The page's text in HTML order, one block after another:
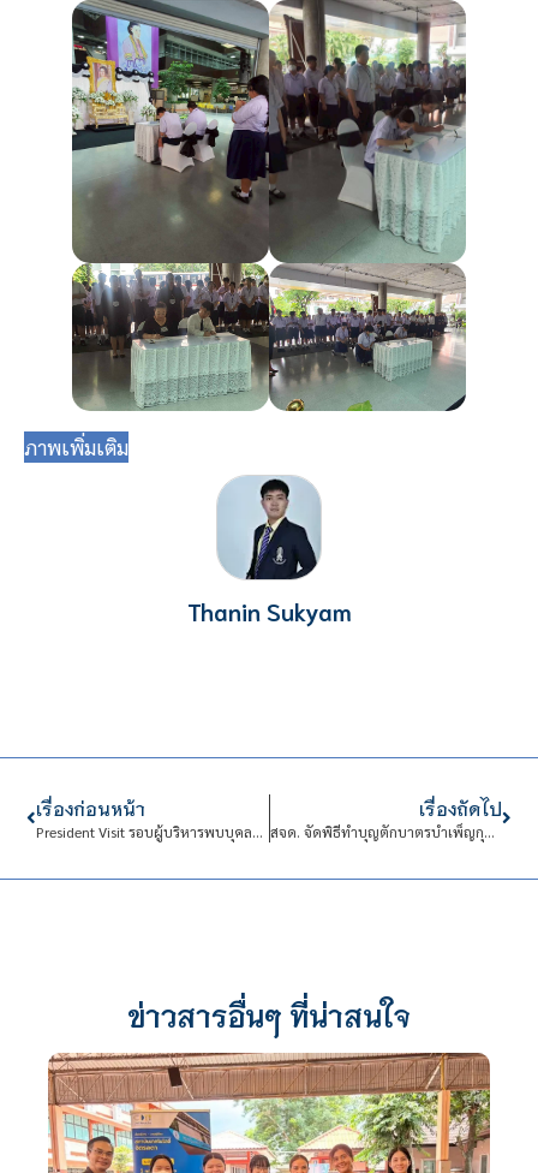
ภาพเพิ่มเติม
Thanin Sukyam
เรื่องก่อนหน้า
President Visit รอบผู้บริหารพบบุคลากรสายสนับสนุน
เรื่องถัดไป
สจด. จัดพิธีทำบุญตักบาตรบำเพ็ญกุศลสัตตมวาร ถวายเป็นพระราชกุศลสมเด็จนางเจ้าสิริกิติ์ พระบรมราชินีนาถพระบรมราชชนนีพันปีหลวง
ข่าวสารอื่นๆ ที่น่าสนใจ